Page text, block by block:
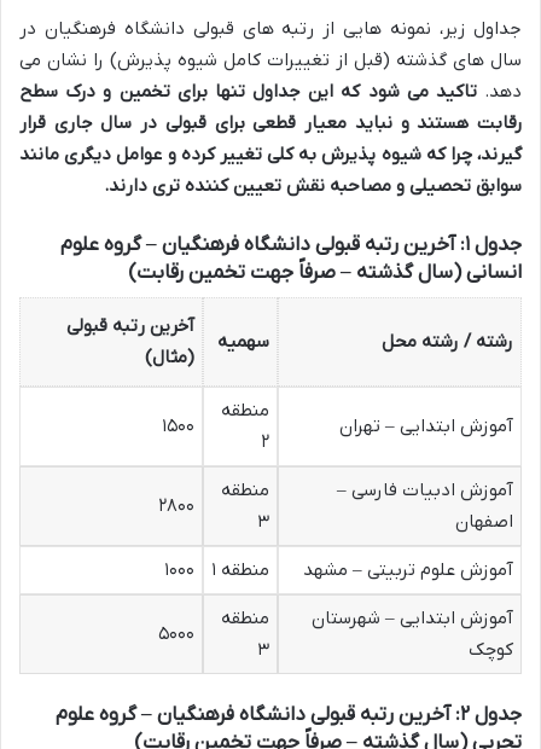
جداول زیر، نمونه هایی از رتبه های قبولی دانشگاه فرهنگیان در
سال های گذشته (قبل از تغییرات کامل شیوه پذیرش) را نشان می
دهد.تاکید می شود که این جداول تنها برای تخمین و درک سطح
رقابت هستند و نباید معیار قطعی برای قبولی در سال جاری قرار
گیرند، چرا که شیوه پذیرش به کلی تغییر کرده و عوامل دیگری مانند
سوابق تحصیلی و مصاحبه نقش تعیین کننده تری دارند.
جدول ۱: آخرین رتبه قبولی دانشگاه فرهنگیان – گروه علوم
انسانی (سال گذشته – صرفاً جهت تخمین رقابت)
رشته / رشته محل سهمیه
آخرین رتبه قبولی
(مثال)
آموزش ابتدایی – تهران
منطقه
۲
۱۵۰۰
آموزش ادبیات فارسی –
اصفهان
منطقه
۳
۲۸۰۰
آموزش علوم تربیتی – مشهد منطقه ۱
۱۰۰۰
آموزش ابتدایی – شهرستان
کوچک
منطقه
۳
۵۰۰۰
جدول ۲: آخرین رتبه قبولی دانشگاه فرهنگیان – گروه علوم
تجربی (سال گذشته – صرفاً جهت تخمین رقابت)